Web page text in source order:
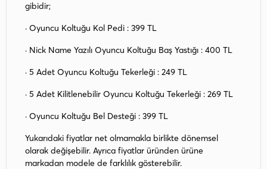
gibidir;
· Oyuncu Koltuğu Kol Pedi : 399 TL
· Nick Name Yazılı Oyuncu Koltuğu Baş Yastığı : 400 TL
· 5 Adet Oyuncu Koltuğu Tekerleği : 249 TL
· 5 Adet Kilitlenebilir Oyuncu Koltuğu Tekerleği : 269 TL
· Oyuncu Koltuğu Bel Desteği : 399 TL
Yukarıdaki fiyatlar net olmamakla birlikte dönemsel
olarak değişebilir. Ayrıca fiyatlar üründen ürüne
markadan modele de farklılık gösterebilir.